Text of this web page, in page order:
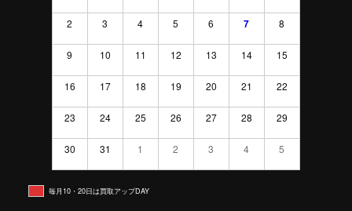
2 3 4 5 6 7 8
9 10 11 12 13 14 15
16 17 18 19 20 21 22
23 24 25 26 27 28 29
30 31 1 2 3 4 5
毎月10・20日は買取アップDAY